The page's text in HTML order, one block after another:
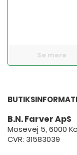
Se mere
B.N. Farver ApS
Mosevej 5, 6000
CVR: 31583039